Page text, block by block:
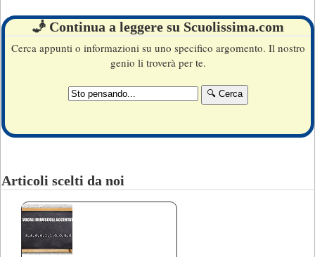
🧞 Continua a leggere su Scuolissima.com
Cerca appunti o informazioni su uno specifico argomento. Il nostro
genio li troverà per te.
Articoli scelti da noi